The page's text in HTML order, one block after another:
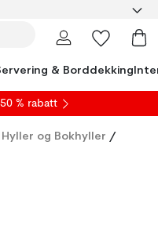
& Borddekking
% rabatt
Hyller og Bokhyller /